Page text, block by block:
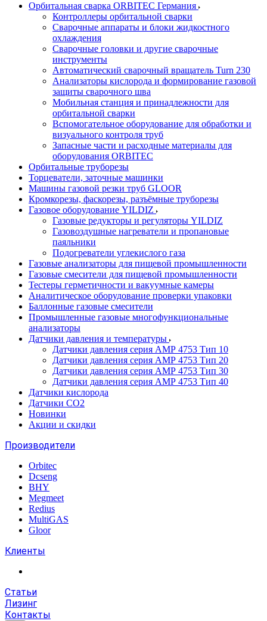
Орбитальная сварка ORBITEC Германия
Контроллеры орбитальной сварки
Сварочные аппараты и блоки жидкостного
охлаждения
Сварочные головки и другие сварочные
инструменты
Автоматический сварочный вращатель Turn 230
Анализаторы кислорода и формирование газовой
защиты сварочного шва
Мобильная станция и принадлежности для
орбитальной сварки
Вспомогательное оборудование для обработки и
визуального контроля труб
Запасные части и расходные материалы для
оборудования ORBITEC
Орбитальные труборезы
Торцеватели, заточные машинки
Машины газовой резки труб GLOOR
Кромкорезы, фаскорезы, разъёмные труборезы
Газовое оборудование YILDIZ
Газовые редукторы и регуляторы YILDIZ
Газовоздушные нагреватели и пропановые
паяльники
Подогреватели углекислого газа
Газовые анализаторы для пищевой промышленности
Газовые смесители для пищевой промышленности
Тестеры герметичности и вакуумные камеры
Аналитическое оборудование проверки упаковки
Баллонные газовые смесители
Промышленные газовые многофункциональные
анализаторы
Датчики давления и температуры
Датчики давления серия АМР 4753 Тип 10
Датчики давления серия АМР 4753 Тип 20
Датчики давления серия АМР 4753 Тип 30
Датчики давления серия АМР 4753 Тип 40
Датчики кислорода
Датчики CO2
Новинки
Акции и скидки
Производители
Orbitec
Dcseng
BHY
Megmeet
Redius
MultiGAS
Gloor
Клиенты
Статьи
Лизинг
Контакты